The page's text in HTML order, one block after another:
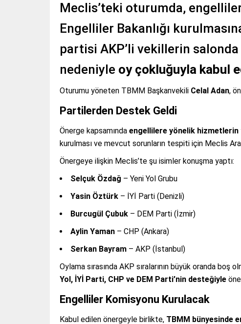
Meclis’teki oturumda,
Engelliler Bakanlığı
partisi AKP’li vekillerin
nedeniyle oy çokluğuyla kabul
Oturumu yöneten TBMM Başkanvekili Celal Adan,
Partilerden Destek Geldi
Önerge kapsamında engellilere yönelik hizmetlerin
kurulması ve mevcut sorunların tespiti için Meclis
Önergeye ilişkin Meclis’te şu isimler konuşma yaptı:
Selçuk Özdağ – Yeni Yol Grubu
Yasin Öztürk – İYİ Parti (Denizli)
Burcugül Çubuk – DEM Parti (İzmir)
Aylin Yaman – CHP (Ankara)
Serkan Bayram – AKP (İstanbul)
Oylama sırasında AKP sıralarının büyük oranda
Yol, İYİ Parti, CHP ve DEM Parti’nin desteğiyle
Engelliler Komisyonu Kurulacak
Kabul edilen önergeyle birlikte, TBMM bünyesinde